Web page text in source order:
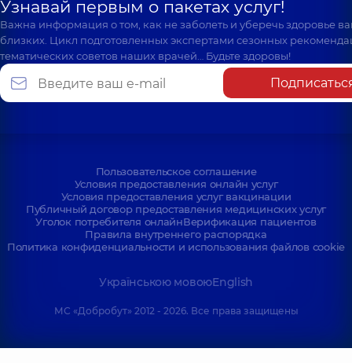
Узнавай первым о пакетах услуг!
Важна информация о том, как не заболеть и уберечь здоровье
близких. Цикл подготовленных экспертами сезонных
тематических советов наших врачей… Будьте здоровы!
Пользовательское соглашение
Условия предоставления онлайн услуг
Условия предоставления услуг вакцинации
Публичный договор предоставления медицинских услуг
Уголок потребителя онлайнВерификация пациентов
Правила внутреннего распорядка
Политика конфиденциальности и использования файлов cookie
Українською мовоюEnglish
МС «Добробут» 2012 - 2026. Все права защищены